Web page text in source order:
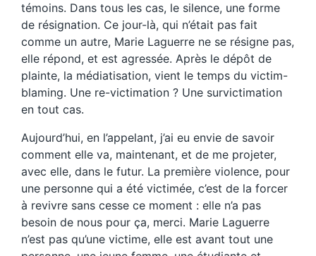
témoins. Dans tous les cas, le silence, une forme
de résignation. Ce jour-là, qui n’était pas fait
comme un autre, Marie Laguerre ne se résigne pas,
elle répond, et est agressée. Après le dépôt de
plainte, la médiatisation, vient le temps du victim-
blaming. Une re-victimation ? Une survictimation
en tout cas.
Aujourd’hui, en l’appelant, j’ai eu envie de savoir
comment elle va, maintenant, et de me projeter,
avec elle, dans le futur. La première violence, pour
une personne qui a été victimée, c’est de la forcer
à revivre sans cesse ce moment : elle n’a pas
besoin de nous pour ça, merci. Marie Laguerre
n’est pas qu’une victime, elle est avant tout une